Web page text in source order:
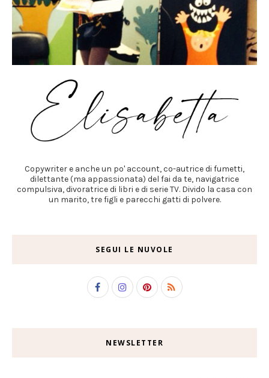
Copywriter e anche un po' account, co-autrice di fumetti,
dilettante (ma appassionata) del fai da te, navigatrice
compulsiva, divoratrice di libri e di serie TV. Divido la casa con
un marito, tre figli e parecchi gatti di polvere.
SEGUI LE NUVOLE
NEWSLETTER